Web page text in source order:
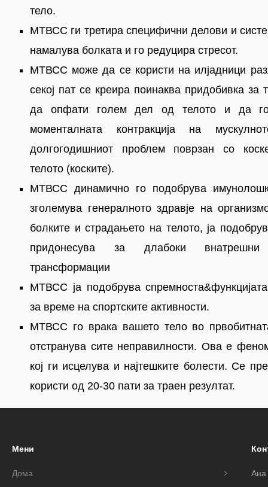
тело.
МТВСС ги третира специфични делови и
намалува болката и го редуцира стресот.
МТВСС може да се користи на илјадници
секој пат се креира поинаква придобивка за
да опфати голем дел од телото и да
моменталната контракција на
долгогодишниот проблем поврзан со
телото (коските).
МТВСС динамично го подобрува
зголемува генералното здравје на
болките и страдањето на телото, ја
придонесува за длабоки
трансформации
МТВСС ја подобрува
за време на спортските активности.
МТВСС го врака вашето тело во
отстранува сите неправилности. Ова е
кој ги исцелува и најтешките болести. Се
користи од 20-30 пати за траен резултат.
Мени
Дома Ана